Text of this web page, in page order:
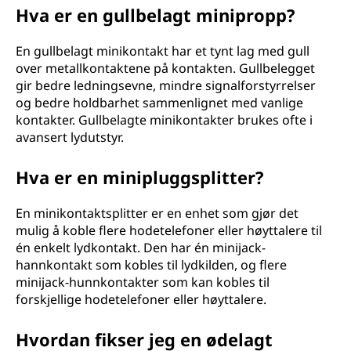
Hva er en gullbelagt minipropp?
En gullbelagt minikontakt har et tynt lag med gull
over metallkontaktene på kontakten. Gullbelegget
gir bedre ledningsevne, mindre signalforstyrrelser
og bedre holdbarhet sammenlignet med vanlige
kontakter. Gullbelagte minikontakter brukes ofte i
avansert lydutstyr.
Hva er en minipluggsplitter?
En minikontaktsplitter er en enhet som gjør det
mulig å koble flere hodetelefoner eller høyttalere til
én enkelt lydkontakt. Den har én minijack-
hannkontakt som kobles til lydkilden, og flere
minijack-hunnkontakter som kan kobles til
forskjellige hodetelefoner eller høyttalere.
Hvordan fikser jeg en ødelagt